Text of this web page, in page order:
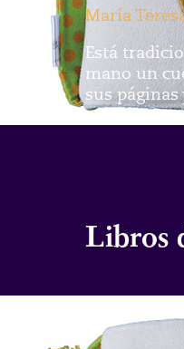
María
Está
mano un
sus
cocinan
Libros